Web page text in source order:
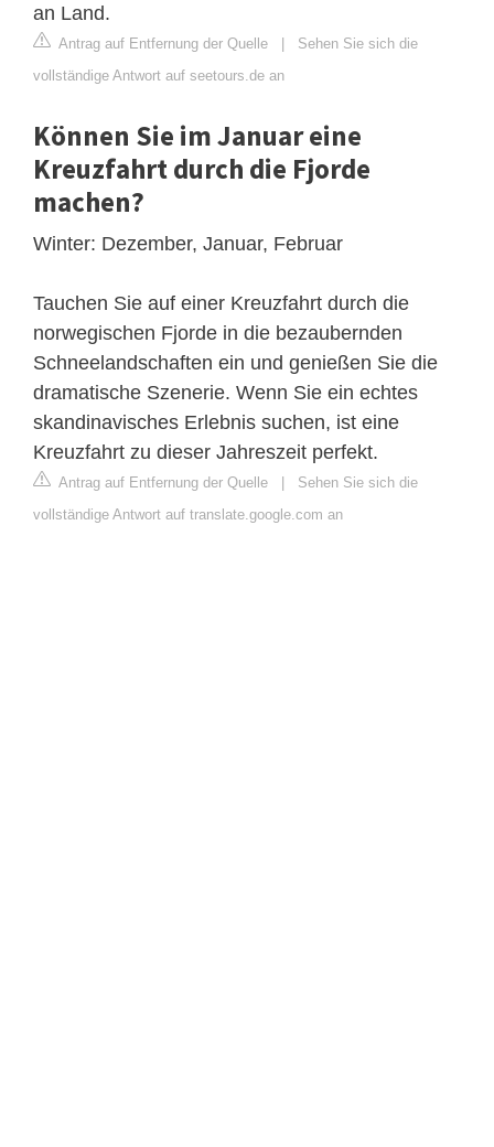
an Land.
Antrag auf Entfernung der Quelle | Sehen Sie sich die
vollständige Antwort auf seetours.de an
Können Sie im Januar eine
Kreuzfahrt durch die Fjorde
machen?
Winter: Dezember, Januar, Februar
Tauchen Sie auf einer Kreuzfahrt durch die
norwegischen Fjorde in die bezaubernden
Schneelandschaften ein und genießen Sie die
dramatische Szenerie. Wenn Sie ein echtes
skandinavisches Erlebnis suchen, ist eine
Kreuzfahrt zu dieser Jahreszeit perfekt.
Antrag auf Entfernung der Quelle | Sehen Sie sich die
vollständige Antwort auf translate.google.com an